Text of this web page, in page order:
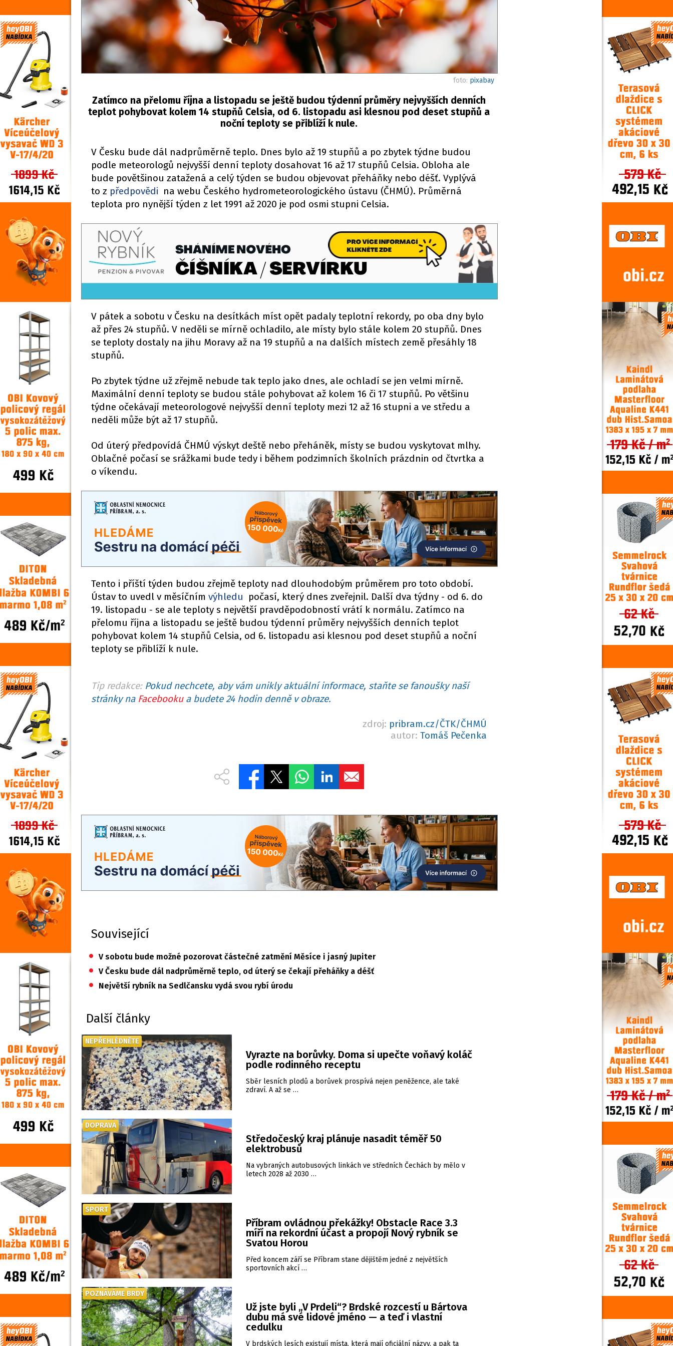
foto: pixabay
Zatímco na přelomu října a listopadu se ještě budou týdenní průměry nejvyšších denních
teplot pohybovat kolem 14 stupňů Celsia, od 6. listopadu asi klesnou pod deset stupňů a
noční teploty se přiblíží k nule.
V Česku bude dál nadprůměrně teplo. Dnes bylo až 19 stupňů a po zbytek týdne budou
podle meteorologů nejvyšší denní teploty dosahovat 16 až 17 stupňů Celsia. Obloha ale
bude povětšinou zatažená a celý týden se budou objevovat přeháňky nebo déšť. Vyplývá
to z předpovědi na webu Českého hydrometeorologického ústavu (ČHMÚ). Průměrná
teplota pro nynější týden z let 1991 až 2020 je pod osmi stupni Celsia.
V pátek a sobotu v Česku na desítkách míst opět padaly teplotní rekordy, po oba dny bylo
až přes 24 stupňů. V neděli se mírně ochladilo, ale místy bylo stále kolem 20 stupňů. Dnes
se teploty dostaly na jihu Moravy až na 19 stupňů a na dalších místech země přesáhly 18
stupňů.
Po zbytek týdne už zřejmě nebude tak teplo jako dnes, ale ochladí se jen velmi mírně.
Maximální denní teploty se budou stále pohybovat až kolem 16 či 17 stupňů. Po většinu
týdne očekávají meteorologové nejvyšší denní teploty mezi 12 až 16 stupni a ve středu a
neděli může být až 17 stupňů.
Od úterý předpovídá ČHMÚ výskyt deště nebo přeháněk, místy se budou vyskytovat mlhy.
Oblačné počasí se srážkami bude tedy i během podzimních školních prázdnin od čtvrtka a
o víkendu.
Tento i příští týden budou zřejmě teploty nad dlouhodobým průměrem pro toto období.
Ústav to uvedl v měsíčním výhledu
počasí, který dnes zveřejnil. Další dva týdny - od 6. do
19. listopadu - se ale teploty s největší pravděpodobností vrátí k normálu. Zatímco na
přelomu října a listopadu se ještě budou týdenní průměry nejvyšších denních teplot
pohybovat kolem 14 stupňů Celsia, od 6. listopadu asi klesnou pod deset stupňů a noční
teploty se přiblíží k nule.
Tip redakce: Pokud nechcete, aby vám unikly aktuální informace, staňte se fanoušky naší
stránky na Facebookua budete 24 hodin denně v obraze.
zdroj: pribram.cz/ČTK/ČHMÚ
autor: Tomáš Pečenka
Související
• V sobotu bude možné pozorovat částečné zatmění Měsíce i jasný Jupiter
• V Česku bude dál nadprůměrně teplo, od úterý se čekají přeháňky a déšť
• Největší rybník na Sedlčansku vydá svou rybí úrodu
Další články
Vyrazte na borůvky. Doma si upečte voňavý koláč
podle rodinného receptu
Sběr lesních plodů a borůvek prospívá nejen peněžence, ale také
zdraví. A až se …
NEPŘEHLÉDNĚTE
Středočeský kraj plánuje nasadit téměř 50
elektrobusů
Na vybraných autobusových linkách ve středních Čechách by mělo v
letech 2028 až 2030 …
DOPRAVA
Příbram ovládnou překážky! Obstacle Race 3.3
míří na rekordní účast a propojí Nový rybník se
Svatou Horou
Před koncem září se Příbram stane dějištěm jedné z největších
sportovních akcí …
SPORT
Už jste byli „V Prdeli“? Brdské rozcestí u Bártova
dubu má své lidové jméno — a teď i vlastní
cedulku
V brdských lesích existují místa, která mají oficiální názvy, a pak ta
POZNÁVÁME BRDY